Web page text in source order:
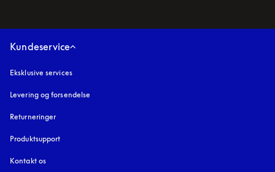
Kundeservice
Eksklusive services
Levering og forsendelse
Returneringer
Produktsupport
Kontakt os